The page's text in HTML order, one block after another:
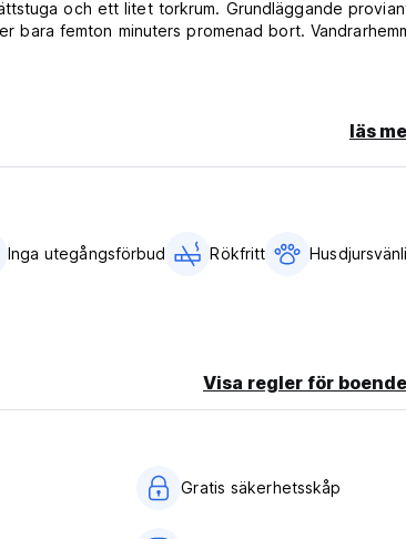
och ett litet torkrum. Grundläggande
femton minuters promenad bort.
from original language)
läs
Inga utegångsförbud Rökfritt
Visa regler för
Gratis säkerhetsskåp